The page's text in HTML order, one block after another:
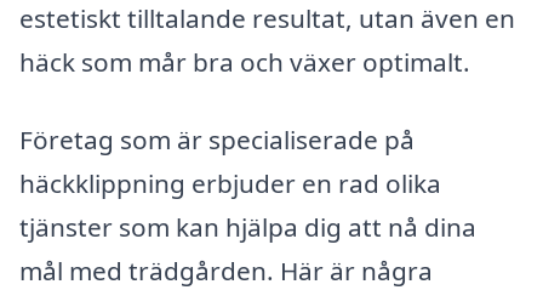
estetiskt tilltalande resultat, utan även en
häck som mår bra och växer optimalt.
Företag som är specialiserade på
häckklippning erbjuder en rad olika
tjänster som kan hjälpa dig att nå dina
mål med trädgården. Här är några